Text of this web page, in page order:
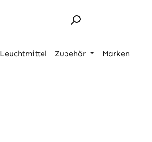
Leuchtmittel Zubehör Marken